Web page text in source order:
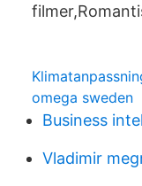
omega sweden
Business
Vladimir